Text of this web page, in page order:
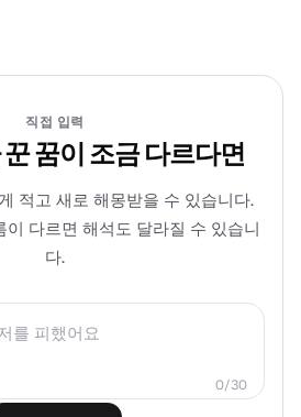
직접 입력
꿈이 조금 다르다면
적고 새로 해몽받을 수 있습니다.
이 다르면 해석도 달라질 수 있습니
다.
0/30